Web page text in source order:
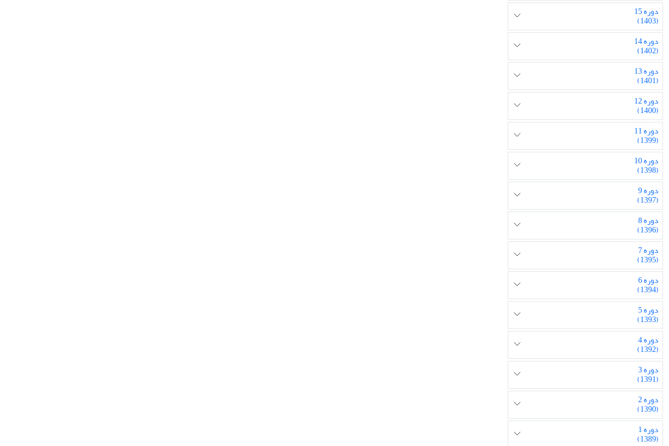
دوره 15
(1403)
دوره 14
(1402)
دوره 13
(1401)
دوره 12
(1400)
دوره 11
(1399)
دوره 10
(1398)
دوره 9
(1397)
دوره 8
(1396)
دوره 7
(1395)
دوره 6
(1394)
دوره 5
(1393)
دوره 4
(1392)
دوره 3
(1391)
دوره 2
(1390)
دوره 1
(1389)